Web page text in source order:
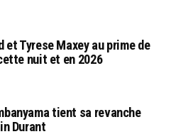
et Tyrese Maxey au prime de
nuit et en 2026
tient sa revanche
Durant